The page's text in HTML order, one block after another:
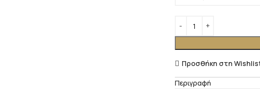
Προσθήκη στη
Περιγραφή